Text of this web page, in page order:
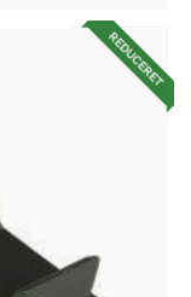
REDUCERET